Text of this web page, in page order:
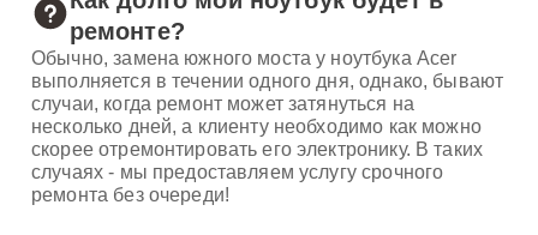
ремонте?
Обычно, замена южного моста у ноутбука Acer
выполняется в течении одного дня, однако, бывают
случаи, когда ремонт может затянуться на
несколько дней, а клиенту необходимо как можно
скорее отремонтировать его электронику. В таких
случаях - мы предоставляем услугу срочного
ремонта без очереди!